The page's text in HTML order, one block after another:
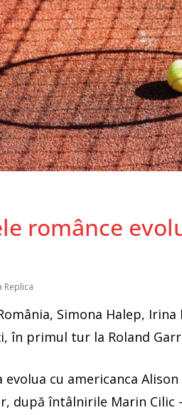
românce
Replica
Simona Halep,
în primul tur la Roland
evolua cu americanca
după întâlnirile Marin Cilic